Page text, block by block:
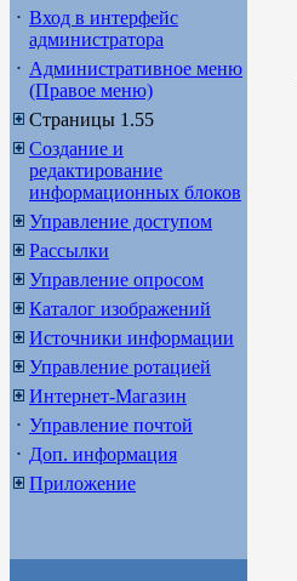
Вход в интерфейс
администратора
Административное меню
(Правое меню)
Страницы 1.55
Создание и
редактирование
информационных блоков
Управление доступом
Рассылки
Управление опросом
Каталог изображений
Источники информации
Управление ротацией
Интернет-Магазин
Управление почтой
Доп. информация
Приложение